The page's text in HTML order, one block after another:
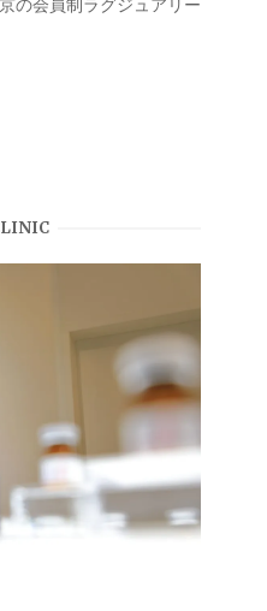
の会員制ラグジュアリー